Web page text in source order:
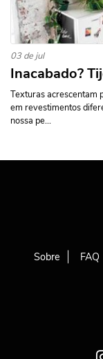
03 de jul
Inacabado?
Texturas acrescentam
em revestimentos
nossa pe...
Sobre FAQ